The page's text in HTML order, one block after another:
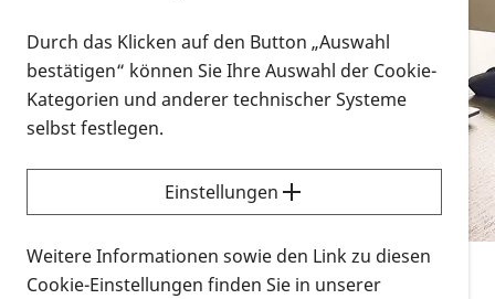
Vorlesen
Alle Infomaterialien in verschiedenen
Formaten an einem Ort
Sie möchten wissen, wie Sie nach Infonmaterial
suchen und dieses bestellen bzw. herunterladen
können? Schauen Sie sich dieErklärvideos zum
Thema Infomaterial auf der PRO RETINA-Website
für blinde und sehbehinderte Menschen an.
Durch das Klicken auf den Button „Auswahl
bestätigen“ können Sie Ihre Auswahl der Cookie-
Kategorien und anderer technischer Systeme
selbst festlegen.
Einstellungen
Weitere Informationen sowie den Link zu diesen
Cookie-Einstellungen finden Sie in unserer